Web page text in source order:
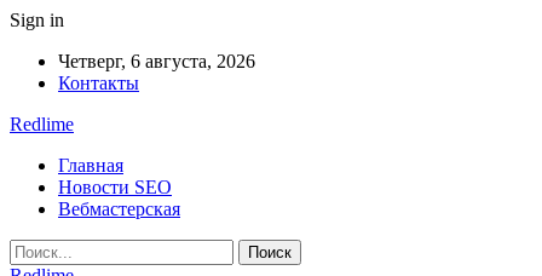
Sign in
Четверг, 6 августа, 2026
Контакты
Redlime
Главная
Новости SEO
Вебмастерская